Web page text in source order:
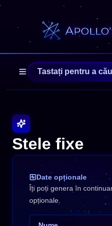
Stele fixe
Date opționale
Îți poți genera în
opționale.